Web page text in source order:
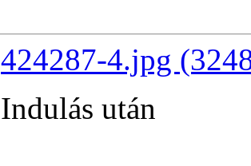
424287-4.jpg
Indulás után